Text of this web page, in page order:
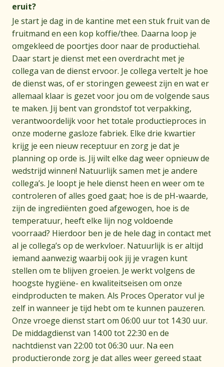
eruit?
Je start je dag in de kantine met een stuk fruit van de
fruitmand en een kop koffie/thee. Daarna loop je
omgekleed de poortjes door naar de productiehal.
Daar start je dienst met een overdracht met je
collega van de dienst ervoor. Je collega vertelt je hoe
de dienst was, of er storingen geweest zijn en wat er
allemaal klaar is gezet voor jou om de volgende saus
te maken. Jij bent van grondstof tot verpakking,
verantwoordelijk voor het totale productieproces in
onze moderne gasloze fabriek. Elke drie kwartier
krijg je een nieuw receptuur en zorg je dat je
planning op orde is. Jij wilt elke dag weer opnieuw de
wedstrijd winnen! Natuurlijk samen met je andere
collega’s. Je loopt je hele dienst heen en weer om te
controleren of alles goed gaat; hoe is de pH-waarde,
zijn de ingrediënten goed afgewogen, hoe is de
temperatuur, heeft elke lijn nog voldoende
voorraad? Hierdoor ben je de hele dag in contact met
al je collega’s op de werkvloer. Natuurlijk is er altijd
iemand aanwezig waarbij ook jij je vragen kunt
stellen om te blijven groeien. Je werkt volgens de
hoogste hygiëne- en kwaliteitseisen om onze
eindproducten te maken. Als Proces Operator vul je
zelf in wanneer je tijd hebt om te kunnen pauzeren.
Onze vroege dienst start om 06:00 uur tot 14:30 uur.
De middagdienst van 14:00 tot 22:30 en de
nachtdienst van 22:00 tot 06:30 uur. Na een
productieronde zorg je dat alles weer gereed staat